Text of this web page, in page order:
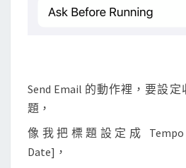
Send Email 的動作裡，要設
題，
像我把標題設定成 Tempo
Date]，